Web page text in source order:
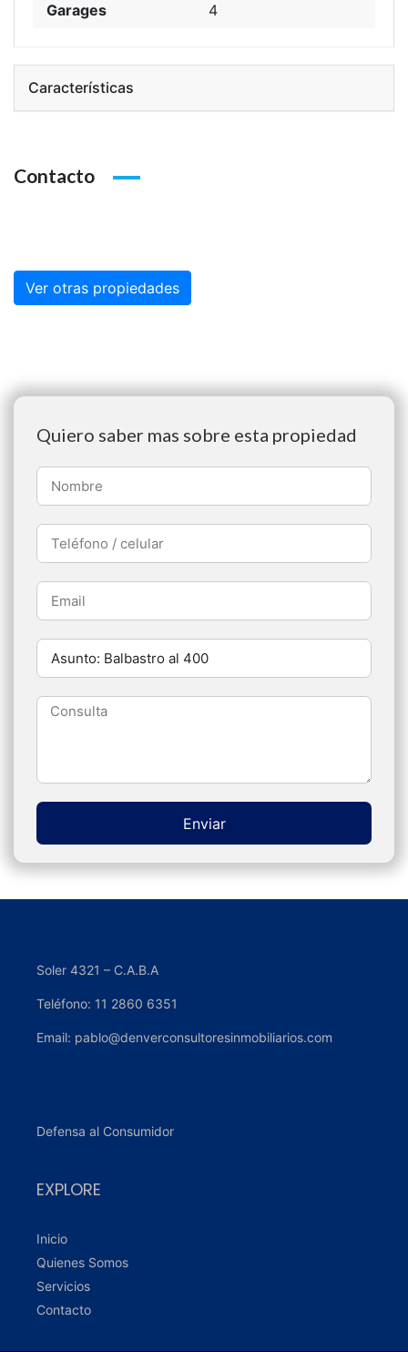
Garages 4
Características
Contacto
Ver otras propiedades
Quiero saber mas sobre esta propiedad
Enviar
Soler 4321 – C.A.B.A
Teléfono: 11 2860 6351
Email: pablo@denverconsultoresinmobiliarios.com
Defensa al Consumidor
EXPLORE
Inicio
Quienes Somos
Servicios
Contacto